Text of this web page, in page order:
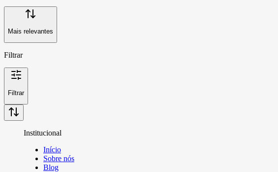
Mais relevantes
Filtrar
Filtrar
Institucional
Início
Sobre nós
Blog